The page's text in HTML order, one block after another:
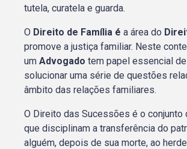
tutela, curatela e guarda.
O Direito de Família é a área do
promove a justiça familiar. Neste
um Advogado tem papel essencial de
solucionar uma série de questões
âmbito das relações familiares.
O Direito das Sucessões é o conjunto
que disciplinam a transferência do
alguém, depois de sua morte, ao